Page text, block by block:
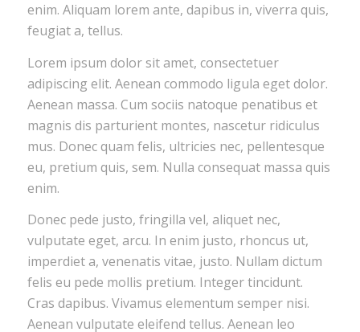
enim. Aliquam lorem ante, dapibus in, viverra quis,
feugiat a, tellus.
Lorem ipsum dolor sit amet, consectetuer
adipiscing elit. Aenean commodo ligula eget dolor.
Aenean massa. Cum sociis natoque penatibus et
magnis dis parturient montes, nascetur ridiculus
mus. Donec quam felis, ultricies nec, pellentesque
eu, pretium quis, sem. Nulla consequat massa quis
enim.
Donec pede justo, fringilla vel, aliquet nec,
vulputate eget, arcu. In enim justo, rhoncus ut,
imperdiet a, venenatis vitae, justo. Nullam dictum
felis eu pede mollis pretium. Integer tincidunt.
Cras dapibus. Vivamus elementum semper nisi.
Aenean vulputate eleifend tellus. Aenean leo